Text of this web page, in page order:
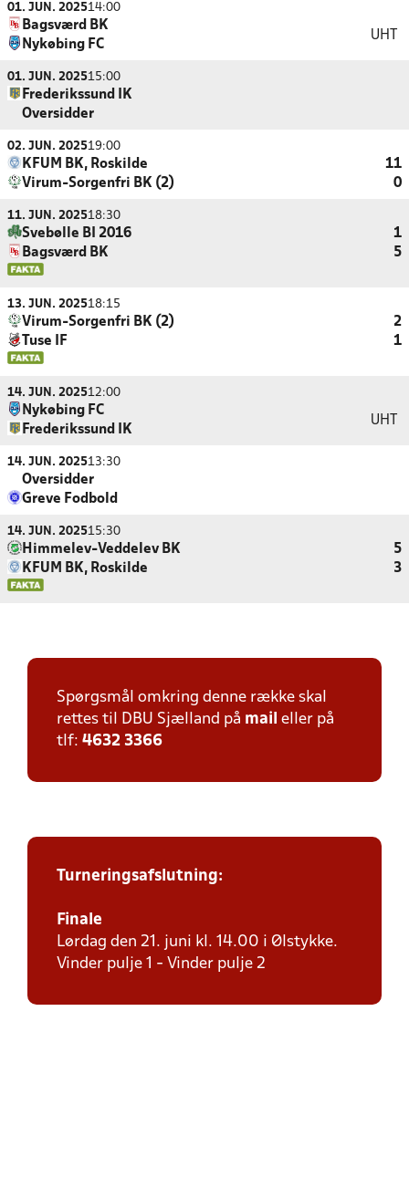
01. JUN. 202514:00
Bagsværd BK
Nykøbing FC
UHT
01. JUN. 202515:00
Frederikssund IK
Oversidder
02. JUN. 202519:00
KFUM BK, Roskilde
11
Virum-Sorgenfri BK (2)
0
11. JUN. 202518:30
Svebølle BI 2016
1
Bagsværd BK
5
13. JUN. 202518:15
Virum-Sorgenfri BK (2)
2
Tuse IF
1
14. JUN. 202512:00
Nykøbing FC
Frederikssund IK
UHT
14. JUN. 202513:30
Oversidder
Greve Fodbold
14. JUN. 202515:30
Himmelev-Veddelev BK
5
KFUM BK, Roskilde
3
Spørgsmål omkring denne række skal
rettes til DBU Sjælland på mail eller på
tlf: 4632 3366
Turneringsafslutning:
Finale
Lørdag den 21. juni kl. 14.00 i Ølstykke.
Vinder pulje 1 - Vinder pulje 2